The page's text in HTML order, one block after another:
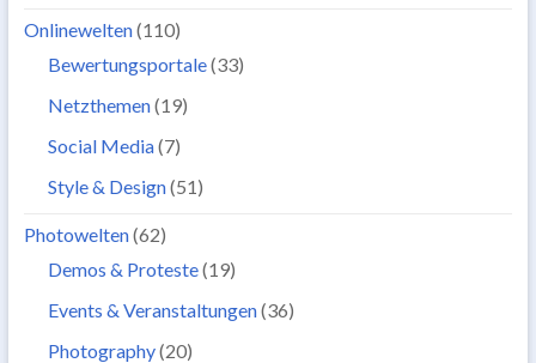
Onlinewelten(110)
Bewertungsportale(33)
Netzthemen(19)
Social Media(7)
Style & Design(51)
Photowelten(62)
Demos & Proteste(19)
Events & Veranstaltungen(36)
Photography(20)